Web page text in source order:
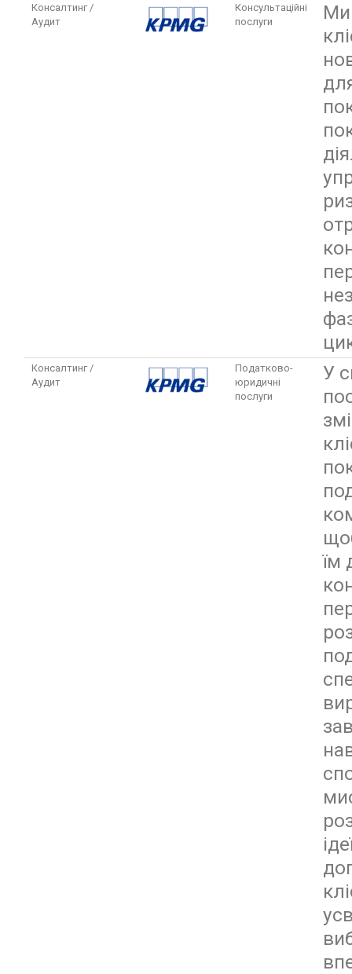
Консалтинг /
Аудит
Консультаційні
послуги
Ми
Консалтинг /
Аудит
Податково-
юридичні
послуги
У
їм